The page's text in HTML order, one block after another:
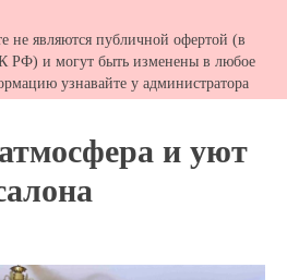
не являются публичной офертой (в
РФ) и могут быть изменены в любое
узнавайте у администратора
и уют